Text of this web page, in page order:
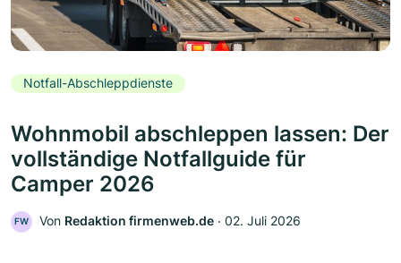
Notfall-Abschleppdienste
Wohnmobil abschleppen lassen: Der
vollständige Notfallguide für
Camper 2026
FW Von Redaktion firmenweb.de ‧ 02. Juli 2026